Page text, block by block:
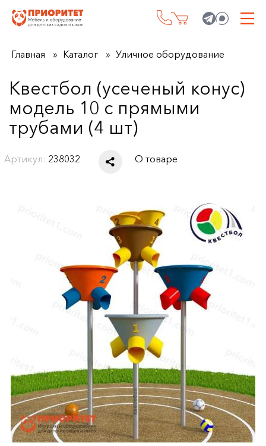
Главная Каталог Уличное оборудование
Квестбол (усеченый конус)
модель 10 с прямыми
трубами (4 шт)
Артикул: 238032 О товаре